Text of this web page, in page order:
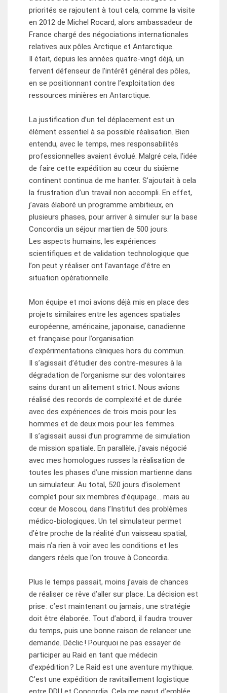
priorités se rajoutent à tout cela, comme la visite
en 2012 de Michel Rocard, alors ambassadeur de
France chargé des négociations internationales
relatives aux pôles Arctique et Antarctique.
Il était, depuis les années quatre-vingt déjà, un
fervent défenseur de l’intérêt général des pôles,
en se positionnant contre l’exploitation des
ressources minières en Antarctique.
La justification d’un tel déplacement est un
élément essentiel à sa possible réalisation. Bien
entendu, avec le temps, mes responsabilités
professionnelles avaient évolué. Malgré cela, l’idée
de faire cette expédition au cœur du sixième
continent continua de me hanter. S’ajoutait à cela
la frustration d’un travail non accompli. En effet,
j’avais élaboré un programme ambitieux, en
plusieurs phases, pour arriver à simuler sur la base
Concordia un séjour martien de 500 jours.
Les aspects humains, les expériences
scientifiques et de validation technologique que
l’on peut y réaliser ont l’avantage d’être en
situation opérationnelle.
Mon équipe et moi avions déjà mis en place des
projets similaires entre les agences spatiales
européenne, américaine, japonaise, canadienne
et française pour l’organisation
d’expérimentations cliniques hors du commun.
Il s’agissait d’étudier des contre-mesures à la
dégradation de l’organisme sur des volontaires
sains durant un alitement strict. Nous avions
réalisé des records de complexité et de durée
avec des expériences de trois mois pour les
hommes et de deux mois pour les femmes.
Il s’agissait aussi d’un programme de simulation
de mission spatiale. En parallèle, j’avais négocié
avec mes homologues russes la réalisation de
toutes les phases d’une mission martienne dans
un simulateur. Au total, 520 jours d’isolement
complet pour six membres d’équipage… mais au
cœur de Moscou, dans l’Institut des problèmes
médico-biologiques. Un tel simulateur permet
d’être proche de la réalité d’un vaisseau spatial,
mais n’a rien à voir avec les conditions et les
dangers réels que l’on trouve à Concordia.
Plus le temps passait, moins j’avais de chances
de réaliser ce rêve d’aller sur place. La décision est
prise : c’est maintenant ou jamais ; une stratégie
doit être élaborée. Tout d’abord, il faudra trouver
du temps, puis une bonne raison de relancer une
demande. Déclic ! Pourquoi ne pas essayer de
participer au Raid en tant que médecin
d’expédition ? Le Raid est une aventure mythique.
C’est une expédition de ravitaillement logistique